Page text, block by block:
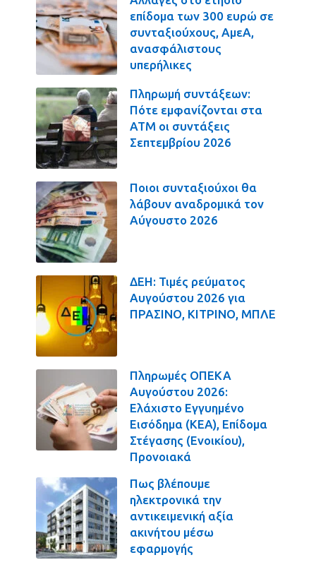
επίδομα των 300 ευρώ σε
συνταξιούχους, ΑμεΑ,
ανασφάλιστους
υπερήλικες
Πληρωμή συντάξεων:
Πότε εμφανίζονται στα
ΑΤΜ οι συντάξεις
Σεπτεμβρίου 2026
Ποιοι συνταξιούχοι θα
λάβουν αναδρομικά τον
Αύγουστο 2026
ΔΕΗ: Τιμές ρεύματος
Αυγούστου 2026 για
ΠΡΑΣΙΝΟ, ΚΙΤΡΙΝΟ, ΜΠΛΕ
Πληρωμές ΟΠΕΚΑ
Αυγούστου 2026:
Ελάχιστο Εγγυημένο
Εισόδημα (ΚΕΑ), Επίδομα
Στέγασης (Ενοικίου),
Προνοιακά
Πως βλέπουμε
ηλεκτρονικά την
αντικειμενική αξία
ακινήτου μέσω
εφαρμογής